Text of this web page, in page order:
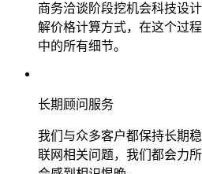
商务洽谈阶段挖机会科技设
解价格计算方式，在这个过
中的所有细节。
长期顾问服务
我们与众多客户都保持长期
联网相关问题，我们都会力